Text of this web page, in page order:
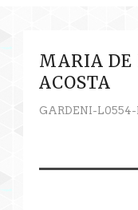
MARIA DE
ACOSTA
GARDENI-L0554-